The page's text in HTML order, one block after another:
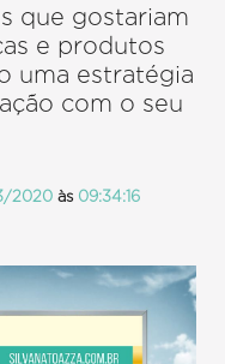
que gostariam
e produtos
uma estratégia
com o seu
2020 às 09:34:16